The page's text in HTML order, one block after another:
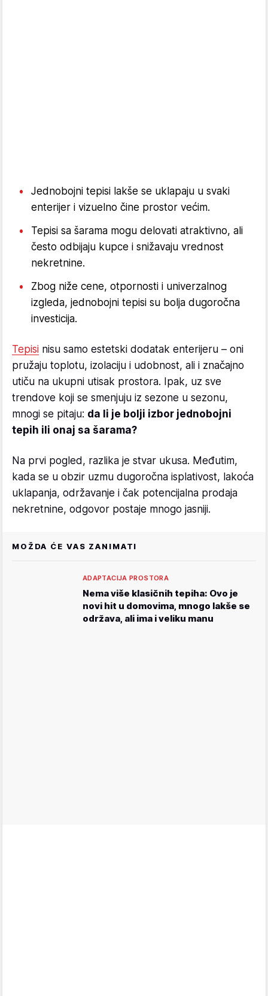
Jednobojni tepisi lakše se uklapaju u svaki
enterijer i vizuelno čine prostor većim.
Tepisi sa šarama mogu delovati atraktivno, ali
često odbijaju kupce i snižavaju vrednost
nekretnine.
Zbog niže cene, otpornosti i univerzalnog
izgleda, jednobojni tepisi su bolja dugoročna
investicija.
Tepisi nisu samo estetski dodatak enterijeru – oni
pružaju toplotu, izolaciju i udobnost, ali i značajno
utiču na ukupni utisak prostora. Ipak, uz sve
trendove koji se smenjuju iz sezone u sezonu,
mnogi se pitaju: da li je bolji izbor jednobojni
tepih ili onaj sa šarama?
Na prvi pogled, razlika je stvar ukusa. Međutim,
kada se u obzir uzmu dugoročna isplativost, lakoća
uklapanja, održavanje i čak potencijalna prodaja
nekretnine, odgovor postaje mnogo jasniji.
MOŽDA ĆE VAS ZANIMATI
ADAPTACIJA PROSTORA
Nema više klasičnih tepiha: Ovo je
novi hit u domovima, mnogo lakše se
održava, ali ima i veliku manu